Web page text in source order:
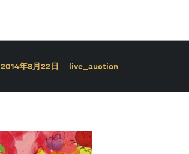
2014年8月22日 live_auction